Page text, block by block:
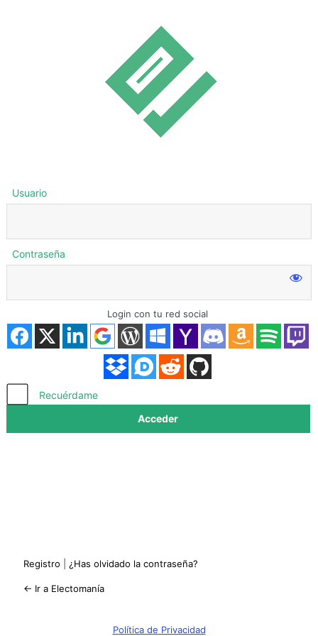
Acceder
Usuario
Contraseña
Login con tu red social
Recuérdame
Registro ¿Has olvidado la contraseña?
← Ir a Electomanía
Política de Privacidad